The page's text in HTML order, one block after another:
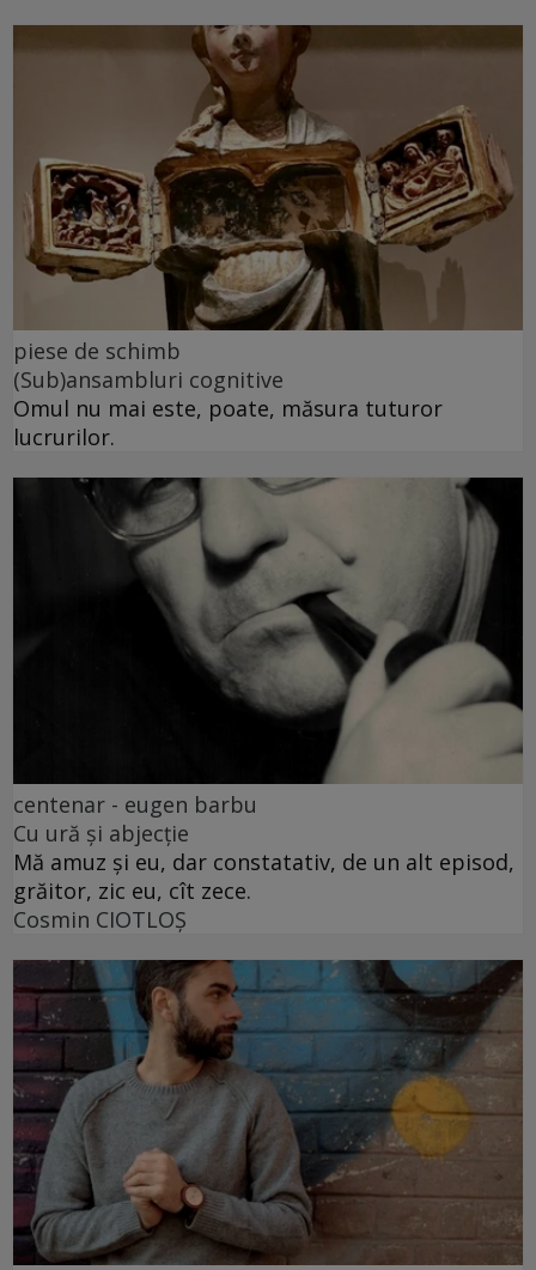
piese de schimb
(Sub)ansambluri cognitive
Omul nu mai este, poate, măsura tuturor
lucrurilor.
centenar - eugen barbu
Cu ură și abjecție
Mă amuz și eu, dar constatativ, de un alt episod,
grăitor, zic eu, cît zece.
Cosmin CIOTLOŞ